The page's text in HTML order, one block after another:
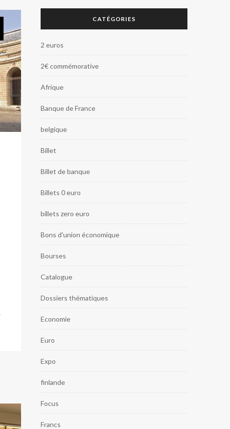
CATÉGORIES
2 euros
2€ commémorative
Afrique
Banque de France
belgique
Billet
Billet de banque
Billets 0 euro
billets zero euro
Bons d'union économique
Bourses
Catalogue
Dossiers thématiques
Economie
Euro
Expo
finlande
Focus
Francs